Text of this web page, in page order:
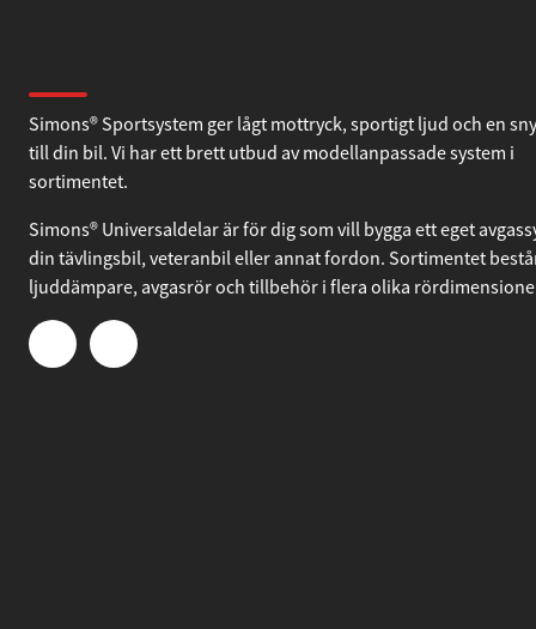
Om Simons
Simons® Sportsystem ger lågt mottryck, sportigt ljud och en
till din bil. Vi har ett brett utbud av modellanpassade system i
sortimentet.
Simons® Universaldelar är för dig som vill bygga ett eget
din tävlingsbil, veteranbil eller annat fordon. Sortimentet består
ljuddämpare, avgasrör och tillbehör i flera olika rördimensioner.